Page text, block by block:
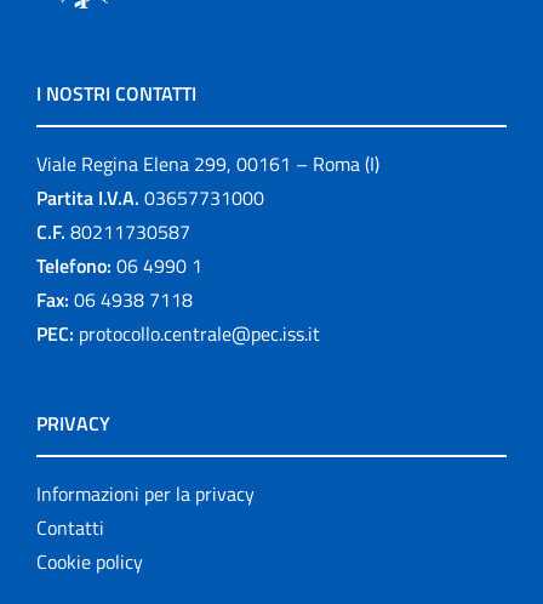
I NOSTRI CONTATTI
Viale Regina Elena 299, 00161 – Roma (I)
Partita I.V.A. 03657731000
C.F. 80211730587
Telefono: 06 4990 1
Fax: 06 4938 7118
PEC: protocollo.centrale@pec.iss.it
PRIVACY
Informazioni per la privacy
Contatti
Cookie policy